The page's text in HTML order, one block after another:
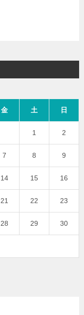
金 土 日
1 2
7 8 9
14 15 16
21 22 23
28 29 30